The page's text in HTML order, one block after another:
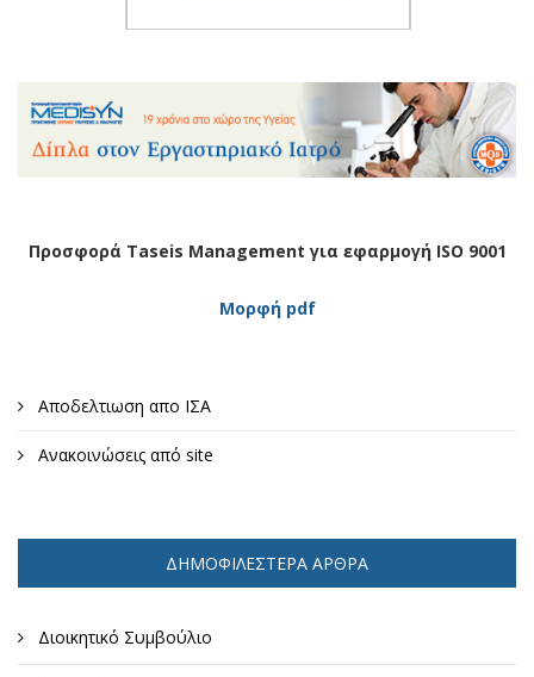
Προσφορά Taseis Management για εφαρμογή ISO 9001
Μορφή pdf
Αποδελτιωση απο ΙΣΑ
Ανακοινώσεις από site
ΔΗΜΟΦΙΛΈΣΤΕΡΑ ΆΡΘΡΑ
Διοικητικό Συμβούλιο